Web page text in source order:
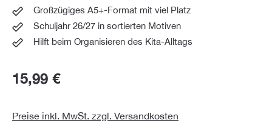
Großzügiges A5+-Format mit viel Platz
Schuljahr 26/27 in sortierten Motiven
Hilft beim Organisieren des Kita-Alltags
15,99 €
Preise inkl. MwSt. zzgl. Versandkosten